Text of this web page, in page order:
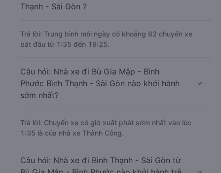
Thạnh - Sài Gòn ?
Trả lời: Trung bình mỗi ngày có khoảng 62 chuyến xe
bắt đầu từ 1:35 đến 19:25.
Câu hỏi: Nhà xe đi Bù Gia Mập - Bình
Phước Bình Thạnh - Sài Gòn nào khởi hành
sớm nhất?
Trả lời: Chuyến xe có giờ xuất phát sớm nhất vào lúc
1:35 là của nhà xe Thành Công.
Câu hỏi: Nhà xe đi Bình Thạnh - Sài Gòn từ